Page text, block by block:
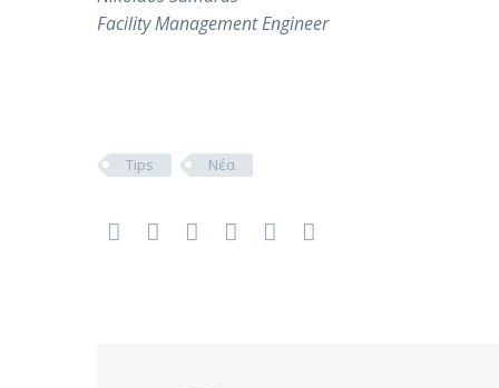
Facility Management Engineer
Tips Νέα